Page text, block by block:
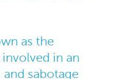
as the
in an
sabotage